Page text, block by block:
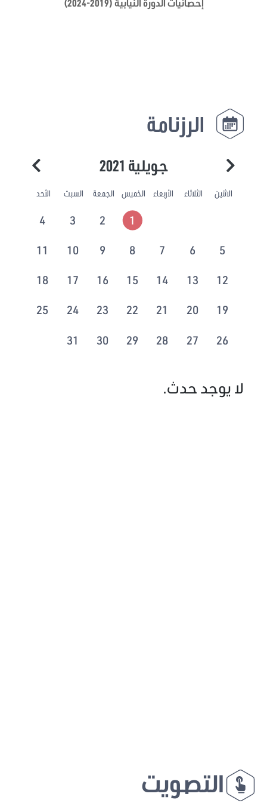
إحصائيات الدورة النيابية (2019-2024)
الرزنامة
جويلية 2021
الاثنين الثلاثاء الأربعاء الخميس الجمعة السبت الأحد
1
2
3
4
5
6
7
8
9
10
11
12
13
14
15
16
17
18
19
20
21
22
23
24
25
26
27
28
29
30
31
لا يوجد حدث.
التصويت